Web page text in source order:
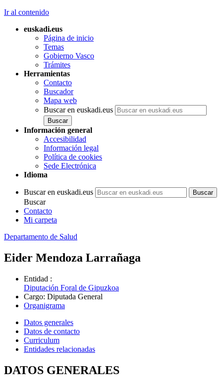
Ir al contenido
euskadi.eus
Página de inicio
Temas
Gobierno Vasco
Trámites
Herramientas
Contacto
Buscador
Mapa web
Buscar en euskadi.eus
Información general
Accesibilidad
Información legal
Política de cookies
Sede Electrónica
Idioma
Buscar en euskadi.eus
Buscar
Contacto
Mi carpeta
Departamento de Salud
Eider Mendoza Larrañaga
Entidad :
Diputación Foral de Gipuzkoa
Cargo: Diputada General
Organigrama
Datos generales
Datos de contacto
Curriculum
Entidades relacionadas
DATOS GENERALES